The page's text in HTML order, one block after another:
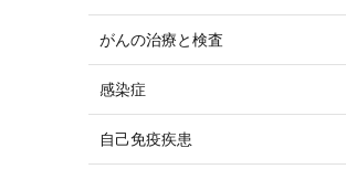
がんの治療と検査
感染症
自己免疫疾患